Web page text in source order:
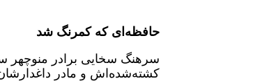
حافظه‌ای که کمرنگ شد
سرهنگ سخایی برادر منوچهر
کشته‌شده‌اش و مادر